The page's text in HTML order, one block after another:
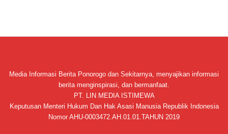
Media Informasi Berita Ponorogo dan Sekitarnya, menyajikan informasi
berita menginspirasi, dan bermanfaat.
PT. LIN MEDIA ISTIMEWA
Keputusan Menteri Hukum Dan Hak Asasi Manusia Republik Indonesia
Nomor AHU-0003472.AH.01.01.TAHUN 2019